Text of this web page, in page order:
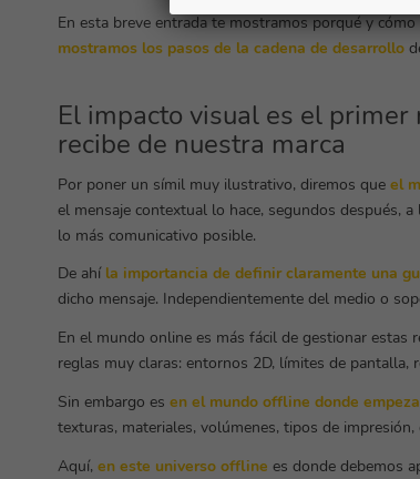
En esta breve entrada te mostramos porqué y
mostramos los pasos de la cadena de desarrollo
El impacto visual es el
recibe de nuestra marca
Por poner un símil muy ilustrativo, diremos que el
el mensaje contextual lo hace, segundos después,
lo más comunicativo posible.
De ahí la importancia de definir claramente una
dicho mensaje. Independientemente del medio o
En el mundo online es más fácil de gestionar estas
reglas muy claras: entornos 2D, límites de pantalla,
Sin embargo es en el mundo offline donde
texturas, materiales, volúmenes, tipos de impresión,
Aquí, en este universo offline es donde debemos